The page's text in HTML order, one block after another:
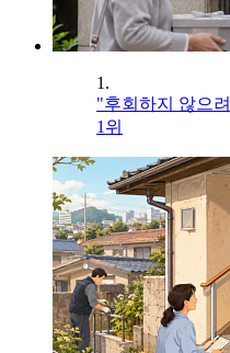
1.
"후회하지 않으
1위